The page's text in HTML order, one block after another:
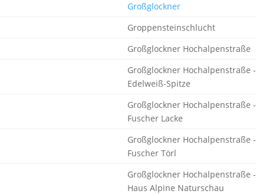
Großglockner
Groppensteinschlucht
Großglockner Hochalpenstraße
Großglockner Hochalpenstraße -
Edelweiß-Spitze
Großglockner Hochalpenstraße -
Fuscher Lacke
Großglockner Hochalpenstraße -
Fuscher Törl
Großglockner Hochalpenstraße -
Haus Alpine Naturschau